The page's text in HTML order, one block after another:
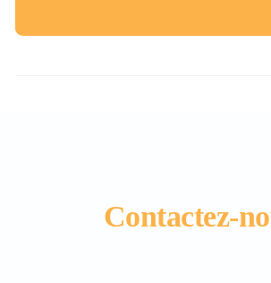
Contactez-